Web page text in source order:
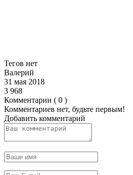
Тегов нет
Валерий
31 мая 2018
3 968
Комментарии ( 0 )
Комментариев нет, будьте первым!
Добавить комментарий